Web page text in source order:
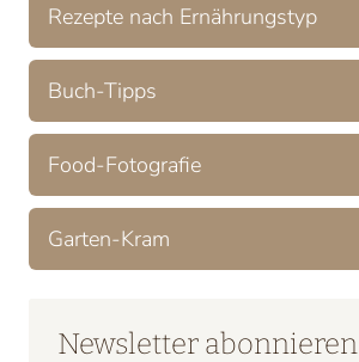
Rezepte nach Ernährungstyp
Buch-Tipps
Food-Fotografie
Garten-Kram
Newsletter abonnieren